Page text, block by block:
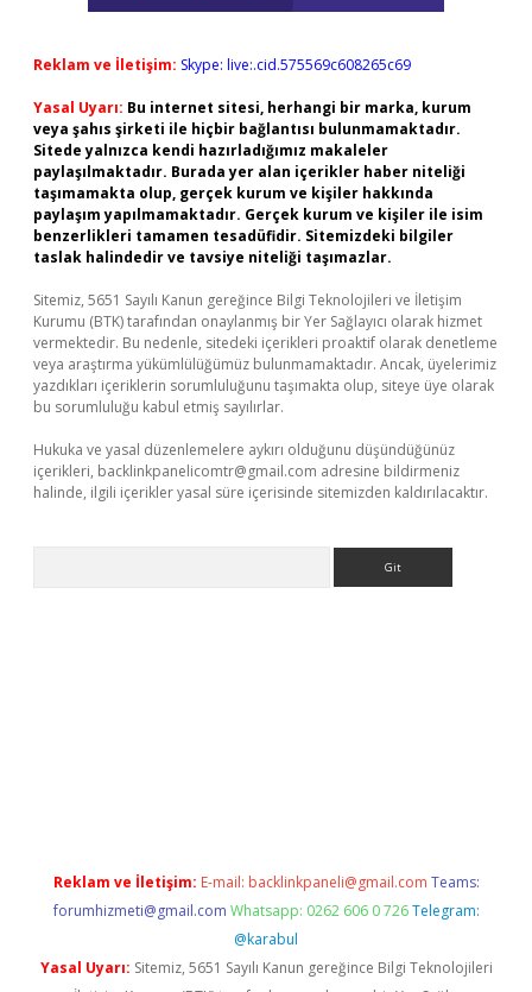
Reklam ve İletişim: Skype: live:.cid.575569c608265c69
Yasal Uyarı: Bu internet sitesi, herhangi bir marka, kurum
veya şahıs şirketi ile hiçbir bağlantısı bulunmamaktadır.
Sitede yalnızca kendi hazırladığımız makaleler
paylaşılmaktadır. Burada yer alan içerikler haber niteliği
taşımamakta olup, gerçek kurum ve kişiler hakkında
paylaşım yapılmamaktadır. Gerçek kurum ve kişiler ile isim
benzerlikleri tamamen tesadüfidir. Sitemizdeki bilgiler
taslak halindedir ve tavsiye niteliği taşımazlar.
Sitemiz, 5651 Sayılı Kanun gereğince Bilgi Teknolojileri ve İletişim
Kurumu (BTK) tarafından onaylanmış bir Yer Sağlayıcı olarak hizmet
vermektedir. Bu nedenle, sitedeki içerikleri proaktif olarak denetleme
veya araştırma yükümlülüğümüz bulunmamaktadır. Ancak, üyelerimiz
yazdıkları içeriklerin sorumluluğunu taşımakta olup, siteye üye olarak
bu sorumluluğu kabul etmiş sayılırlar.
Hukuka ve yasal düzenlemelere aykırı olduğunu düşündüğünüz
içerikleri, backlinkpanelicomtr@gmail.com adresine bildirmeniz
halinde, ilgili içerikler yasal süre içerisinde sitemizden kaldırılacaktır.
Reklam ve İletişim: E-mail: backlinkpaneli@gmail.com Teams:
forumhizmeti@gmail.com Whatsapp: 0262 606 0 726 Telegram:
@karabul
Yasal Uyarı: Sitemiz, 5651 Sayılı Kanun gereğince Bilgi Teknolojileri